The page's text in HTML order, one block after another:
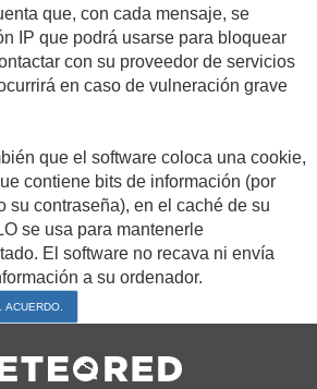
que, con cada mensaje, se
IP que podrá usarse para bloquear
con su proveedor de servicios
en caso de vulneración grave
que el software coloca una cookie,
contiene bits de información (por
su contraseña), en el caché de su
se usa para mantenerle
El software no recava ni envía
a su ordenador.